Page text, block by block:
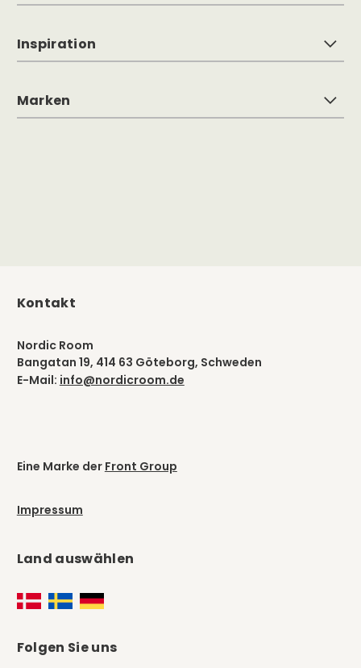
Inspiration
Marken
Kontakt
Nordic Room
Bangatan 19, 414 63 Göteborg, Schweden
E-Mail: info@nordicroom.de
Eine Marke der Front Group
Impressum
Land auswählen
Folgen Sie uns